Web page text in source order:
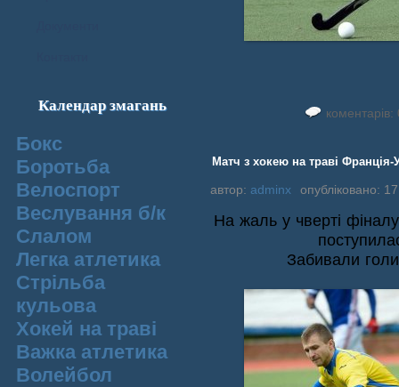
Календар змагань
Бокс
Боротьба
Велоспорт
Веслування б/к
Cлалом
Легка атлетика
Стрільба
кульова
Хокей на траві
Важка атлетика
Волейбол
коментарів:
Матч з хокею на траві Франція-
автор: adminx опубліковано:
На жаль у чверті
Забивали